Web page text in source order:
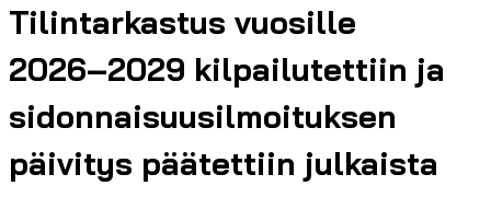
Tilintarkastus vuosille
2026–2029 kilpailutettiin ja
sidonnaisuusilmoituksen
päivitys päätettiin julkaista